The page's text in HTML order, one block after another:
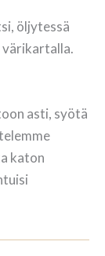
öljytessä
värikartalla.
asti, syötä
katon